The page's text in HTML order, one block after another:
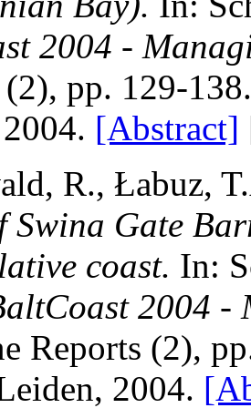
2004 -
(2), pp. 129-
[Abstract]
R., Łabuz,
Swina Gate
coast. In:
2004 -
Reports (2),
2004.